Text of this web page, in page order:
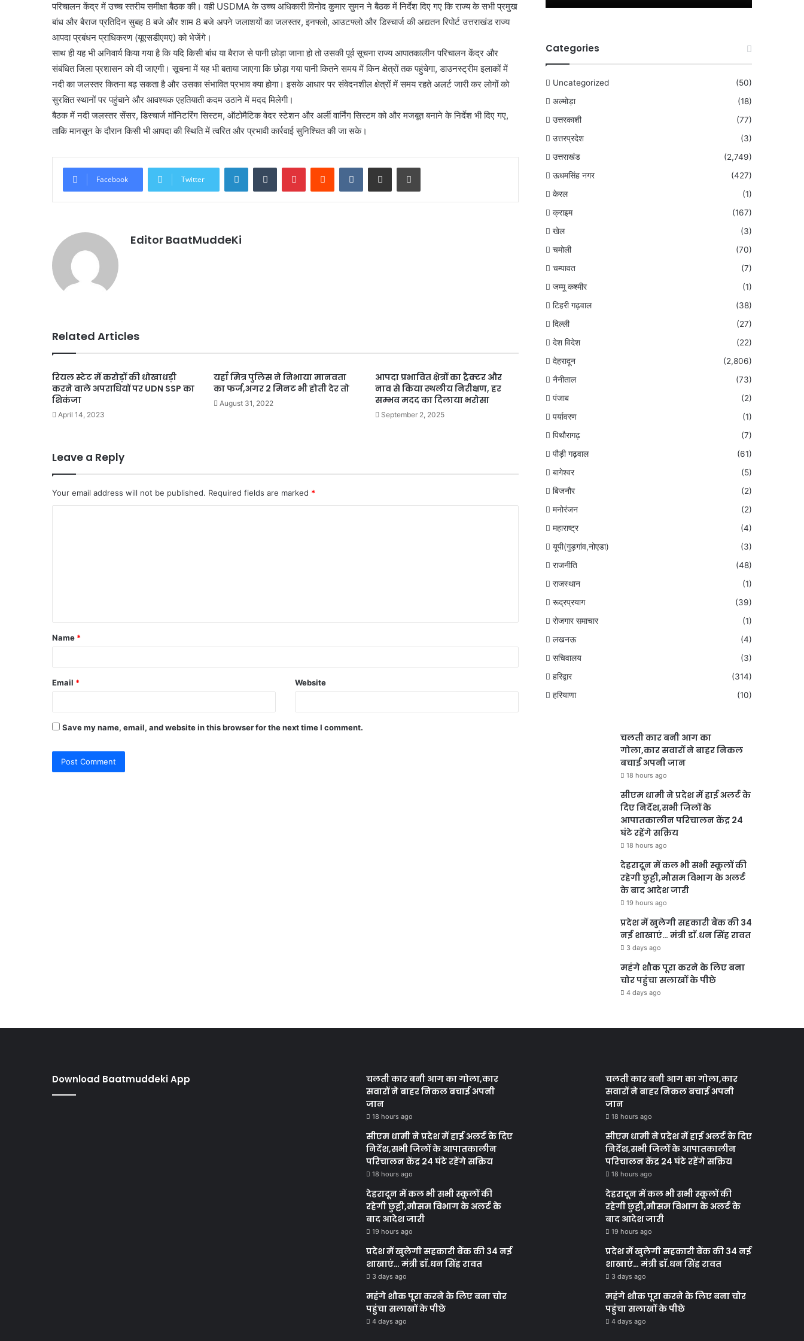
परिचालन केंद्र में उच्च स्तरीय समीक्षा बैठक की। वही USDMA के उच्च अधिकारी विनोद कुमार सुमन ने बैठक में निर्देश दिए गए कि राज्य के सभी प्रमुख
बांध और बैराज प्रतिदिन सुबह 8 बजे और शाम 8 बजे अपने जलाशयों का जलस्तर, इनफ्लो, आउटफ्लो और डिस्चार्ज की अद्यतन रिपोर्ट उत्तराखंड राज्य
आपदा प्रबंधन प्राधिकरण (यूएसडीएमए) को भेजेंगे।
साथ ही यह भी अनिवार्य किया गया है कि यदि किसी बांध या बैराज से पानी छोड़ा जाना हो तो उसकी पूर्व सूचना राज्य आपातकालीन परिचालन केंद्र और
संबंधित जिला प्रशासन को दी जाएगी। सूचना में यह भी बताया जाएगा कि छोड़ा गया पानी कितने समय में किन क्षेत्रों तक पहुंचेगा, डाउनस्ट्रीम इलाकों में
नदी का जलस्तर कितना बढ़ सकता है और उसका संभावित प्रभाव क्या होगा। इसके आधार पर संवेदनशील क्षेत्रों में समय रहते अलर्ट जारी कर लोगों को
सुरक्षित स्थानों पर पहुंचाने और आवश्यक एहतियाती कदम उठाने में मदद मिलेगी।
बैठक में नदी जलस्तर सेंसर, डिस्चार्ज मॉनिटरिंग सिस्टम, ऑटोमैटिक वेदर स्टेशन और अर्ली वार्निंग सिस्टम को और मजबूत बनाने के निर्देश भी दिए गए,
ताकि मानसून के दौरान किसी भी आपदा की स्थिति में त्वरित और प्रभावी कार्रवाई सुनिश्चित की जा सके।
Facebook Twitter
LinkedInTumblr PinterestReddit VKontakteShare via Email Print
Editor BaatMuddeKi
Related Articles
रियल स्टेट में करोड़ों की धोखाधड़ी
करने वाले अपराधियों पर UDN SSP का
शिकंजा
April 14, 2023
यहाँ मित्र पुलिस ने निभाया मानवता
का फर्ज,अगर 2 मिनट भी होती देर तो
August 31, 2022
आपदा प्रभावित क्षेत्रों का ट्रैक्टर और
नाव से किया स्थलीय निरीक्षण, हर
सम्भव मदद का दिलाया भरोसा
September 2, 2025
Leave a Reply
Your email address will not be published. Required fields are marked *
t
*
Name *
Email * Website
Save my name, email, and website in this browser for the next time I comment.
Categories
Uncategorized
(50)
अल्मोड़ा
(18)
उत्तरकाशी
(77)
उत्तरप्रदेश
(3)
उत्तराखंड
(2,749)
ऊधमसिंह नगर
(427)
केरल
(1)
क्राइम
(167)
खेल
(3)
चमोली
(70)
चम्पावत
(7)
जम्मू कश्मीर
(1)
टिहरी गढ़वाल
(38)
दिल्ली
(27)
देश विदेश
(22)
देहरादून
(2,806)
नैनीताल
(73)
पंजाब
(2)
पर्यावरण
(1)
पिथौरागढ़
(7)
पौड़ी गढ़वाल
(61)
बागेश्वर
(5)
बिजनौर
(2)
मनोरंजन
(2)
महाराष्ट्र
(4)
यूपी(गुड़गांव,नोएडा)
(3)
राजनीति
(48)
राजस्थान
(1)
रूद्रप्रयाग
(39)
रोजगार समाचार
(1)
लखनऊ
(4)
सचिवालय
(3)
हरिद्वार
(314)
हरियाणा
(10)
चलती कार बनी आग का
गोला,कार सवारों ने बाहर निकल
बचाई अपनी जान
18 hours ago
सीएम धामी ने प्रदेश में हाई अलर्ट के
दिए निर्देश,सभी जिलों के
आपातकालीन परिचालन केंद्र 24
घंटे रहेंगे सक्रिय
18 hours ago
देहरादून में कल भी सभी स्कूलों की
रहेगी छुट्टी,मौसम विभाग के अलर्ट
के बाद आदेश जारी
19 hours ago
प्रदेश में खुलेगी सहकारी बैंक की 34
नई शाखाएं… मंत्री डाॅ.धन सिंह रावत
3 days ago
महंगे शौक पूरा करने के लिए बना
चोर पहुंचा सलाखों के पीछे
4 days ago
Download Baatmuddeki App
चलती कार बनी आग का गोला,कार
सवारों ने बाहर निकल बचाई अपनी
जान
18 hours ago
सीएम धामी ने प्रदेश में हाई अलर्ट के दिए
निर्देश,सभी जिलों के आपातकालीन
परिचालन केंद्र 24 घंटे रहेंगे सक्रिय
18 hours ago
देहरादून में कल भी सभी स्कूलों की
रहेगी छुट्टी,मौसम विभाग के अलर्ट के
बाद आदेश जारी
19 hours ago
प्रदेश में खुलेगी सहकारी बैंक की 34 नई
शाखाएं… मंत्री डाॅ.धन सिंह रावत
3 days ago
महंगे शौक पूरा करने के लिए बना चोर
पहुंचा सलाखों के पीछे
4 days ago
चलती कार बनी आग का गोला,कार
सवारों ने बाहर निकल बचाई अपनी
जान
18 hours ago
सीएम धामी ने प्रदेश में हाई अलर्ट के दिए
निर्देश,सभी जिलों के आपातकालीन
परिचालन केंद्र 24 घंटे रहेंगे सक्रिय
18 hours ago
देहरादून में कल भी सभी स्कूलों की
रहेगी छुट्टी,मौसम विभाग के अलर्ट के
बाद आदेश जारी
19 hours ago
प्रदेश में खुलेगी सहकारी बैंक की 34 नई
शाखाएं… मंत्री डाॅ.धन सिंह रावत
3 days ago
महंगे शौक पूरा करने के लिए बना चोर
पहुंचा सलाखों के पीछे
4 days ago